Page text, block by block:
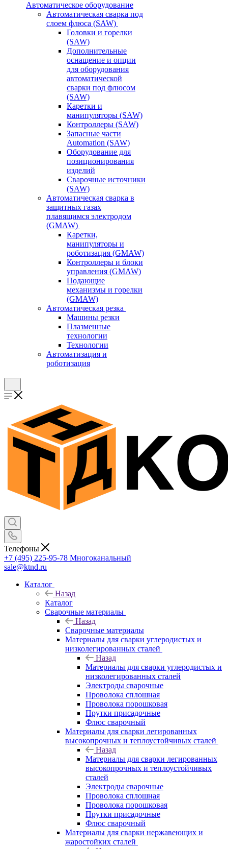
Автоматическое оборудование
Автоматическая сварка под
слоем флюса (SAW)
Головки и горелки
(SAW)
Дополнительные
оснащение и опции
для оборудования
автоматической
сварки под флюсом
(SAW)
Каретки и
манипуляторы (SAW)
Контроллеры (SAW)
Запасные части
Automation (SAW)
Оборудование для
позиционирования
изделий
Сварочные источники
(SAW)
Автоматическая сварка в
защитных газах
плавящимся электродом
(GMAW)
Каретки,
манипуляторы и
роботизация (GMAW)
Контроллеры и блоки
управления (GMAW)
Подающие
механизмы и горелки
(GMAW)
Автоматическая резка
Машины резки
Плазменные
технологии
Технологии
Автоматизация и
роботизация
Телефоны
+7 (495) 225-95-78 Многоканальный
sale@ktnd.ru
Каталог
Назад
Каталог
Сварочные материалы
Назад
Сварочные материалы
Материалы для сварки углеродистых и
низколегированных сталей
Назад
Материалы для сварки углеродистых и
низколегированных сталей
Электроды сварочные
Проволока сплошная
Проволока порошковая
Прутки присадочные
Флюс сварочный
Материалы для сварки легированных
высокопрочных и теплоустойчивых сталей
Назад
Материалы для сварки легированных
высокопрочных и теплоустойчивых
сталей
Электроды сварочные
Проволока сплошная
Проволока порошковая
Прутки присадочные
Флюс сварочный
Материалы для сварки нержавеющих и
жаростойких сталей